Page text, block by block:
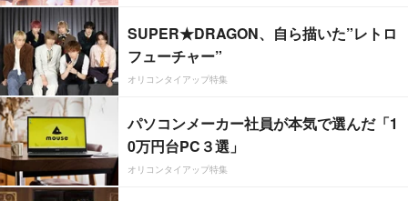
SUPER★DRAGON、自ら描いた”レトロ
フューチャー”
オリコンタイアップ特集
パソコンメーカー社員が本気で選んだ「1
0万円台PC３選」
オリコンタイアップ特集